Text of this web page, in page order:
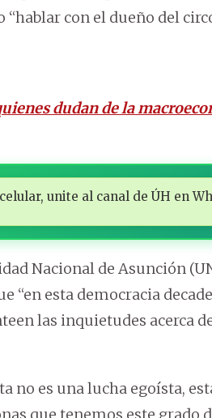
con el dueño del
dudan de la
unite al canal de ÚH en
Nacional de Asunción
“en esta democracia
las inquietudes acerca
no es una lucha egoísta,